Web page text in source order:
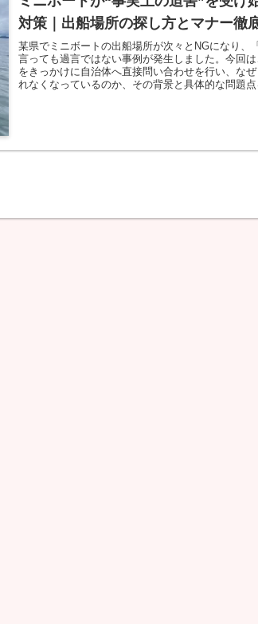
対策｜出船場所の探し方とマナー徹
某県でミニボートの出船場所が次々とNGになり、
言っても過言ではない事例が発生しました。今回
をきっかけに自治体へ直接問い合わせを行い、な
れなくなっているのか、その背景と具体的な問題
——僕たちができることは確実にあります。ミニ
力ボートを楽しむ全ユーザーに知ってほしい内容